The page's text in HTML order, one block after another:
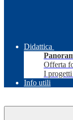
Didattica
Offerta
I progetti
Info utili